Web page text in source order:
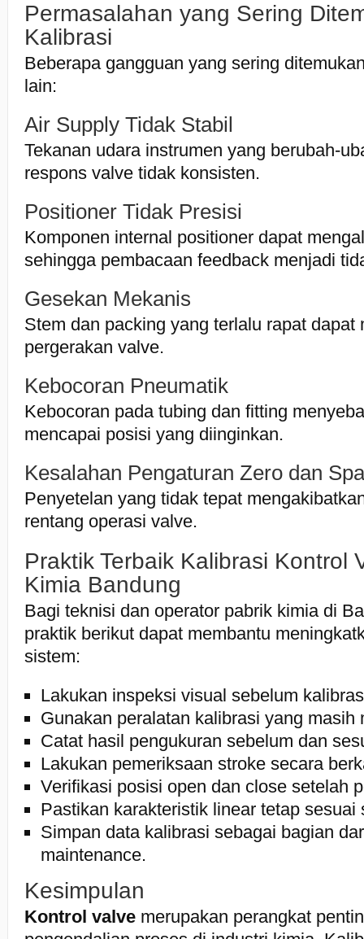
Permasalahan yang Sering
Kalibrasi
Beberapa gangguan yang sering
lain:
Air Supply Tidak Stabil
Tekanan udara instrumen yang berubah-
respons valve tidak konsisten.
Positioner Tidak Presisi
Komponen internal positioner dapat
sehingga pembacaan feedback menjadi
Gesekan Mekanis
Stem dan packing yang terlalu rapat dapat
pergerakan valve.
Kebocoran Pneumatik
Kebocoran pada tubing dan fitting
mencapai posisi yang diinginkan.
Kesalahan Pengaturan Zero dan
Penyetelan yang tidak tepat
rentang operasi valve.
Praktik Terbaik Kalibrasi Kontrol
Kimia Bandung
Bagi teknisi dan operator pabrik kimia di
praktik berikut dapat membantu
sistem:
Lakukan inspeksi visual sebelum
Gunakan peralatan kalibrasi yang masih
Catat hasil pengukuran sebelum dan
Lakukan pemeriksaan stroke secara
Verifikasi posisi open dan close setelah
Pastikan karakteristik linear tetap sesuai
Simpan data kalibrasi sebagai bagian
maintenance.
Kesimpulan
Kontrol valve merupakan perangkat